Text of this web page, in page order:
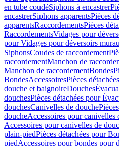
en tube coudéSiphons à encastrer
encastrerSiphons apparentsPièces
apparentsRaccordementsPièces
RaccordementsVidages pour
pour Vidages pour déversoirs
SiphonsCoudes de raccordement
raccordementManchon de
Manchon de raccordementBondes
BondesAccessoiresPièces
douche et baignoireDouches
douchesPièces détachées pour
douchesCanivelles de douche
doucheAccessoires pour canivelles
Accessoires pour canivelles de
plain-piedPièces détachées pour
piedAccessoires pour bondes pour